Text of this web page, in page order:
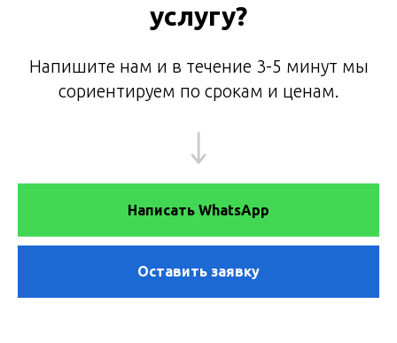
услугу?
Напишите нам и в течение 3-5 минут мы
сориентируем по срокам и ценам.
Написать WhatsApp
Оставить заявку